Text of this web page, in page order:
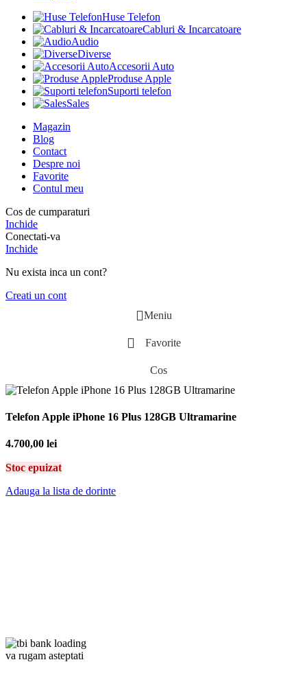
Huse Telefon
Cabluri & Incarcatoare
Audio
Diverse
Accesorii Auto
Produse Apple
Suporti telefon
Sales
Magazin
Blog
Contact
Despre noi
Favorite
Contul meu
Cos de cumparaturi
Inchide
Conectati-va
Inchide
Nu exista inca un cont?
Creati un cont
Meniu
Favorite
Cos
Telefon Apple iPhone 16 Plus 128GB Ultramarine
4.700,00 lei
Stoc epuizat
Adauga la lista de dorinte
va rugam asteptati